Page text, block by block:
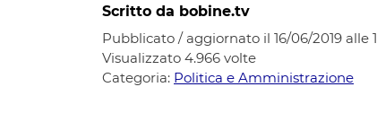
Scritto da bobine.tv
Pubblicato / aggiornato il 16/06/2019 alle
Visualizzato 4.966 volte
Categoria: Politica e Amministrazione